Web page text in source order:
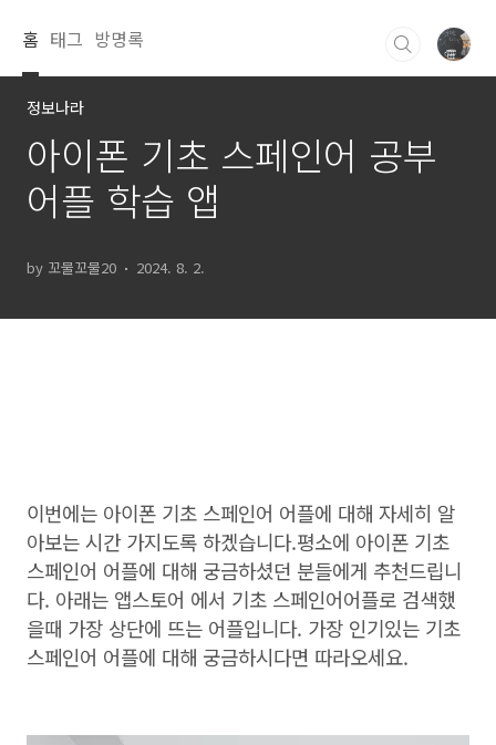
홈 태그 방명록
정보나라
아이폰 기초 스페인어 공부
어플 학습 앱
by 꼬물꼬물20 2024. 8. 2.
이번에는 아이폰 기초 스페인어 어플에 대해 자세히 알
아보는 시간 가지도록 하겠습니다.평소에 아이폰 기초
스페인어 어플에 대해 궁금하셨던 분들에게 추천드립니
다. 아래는 앱스토어 에서 기초 스페인어어플로 검색했
을때 가장 상단에 뜨는 어플입니다. 가장 인기있는 기초
스페인어 어플에 대해 궁금하시다면 따라오세요.